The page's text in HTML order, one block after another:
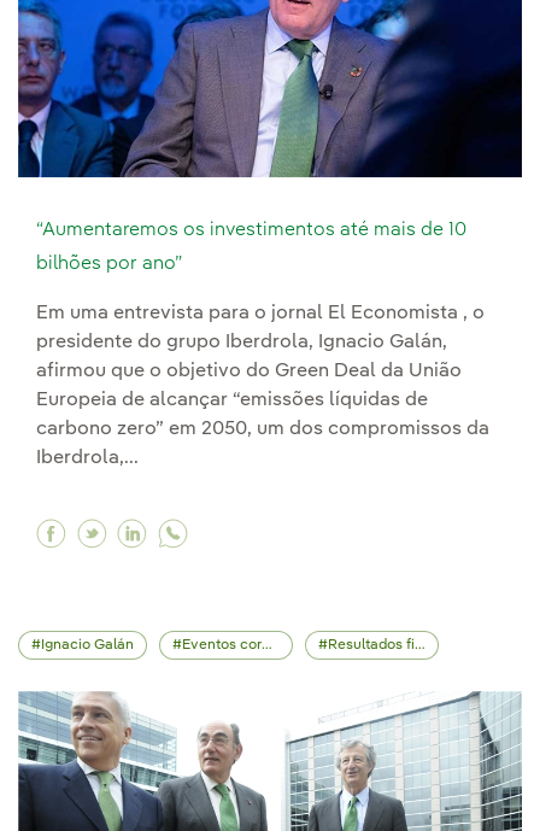
“Aumentaremos os investimentos até mais de 10
bilhões por ano”
Em uma entrevista para o jornal El Economista , o
presidente do grupo Iberdrola, Ignacio Galán,
afirmou que o objetivo do Green Deal da União
Europeia de alcançar “emissões líquidas de
carbono zero” em 2050, um dos compromissos da
Iberdrola,...
Facebook “Aumentaremos os investimentos
Twitter “Aumentaremos os investimentos
Linkedin “Aumentaremos os
Ignacio Galán Eventos corporativos Resultados financeiros